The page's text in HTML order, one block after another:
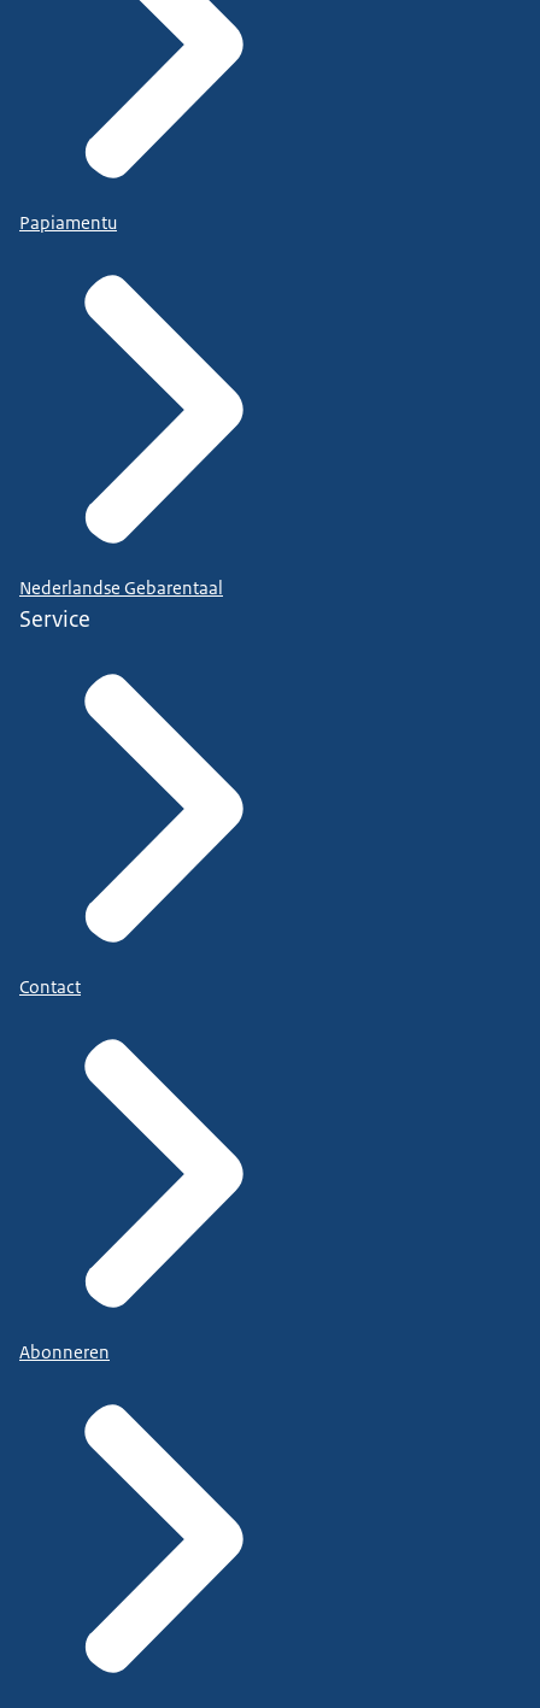
Papiamentu
Nederlandse Gebarentaal
Service
Contact
Abonneren